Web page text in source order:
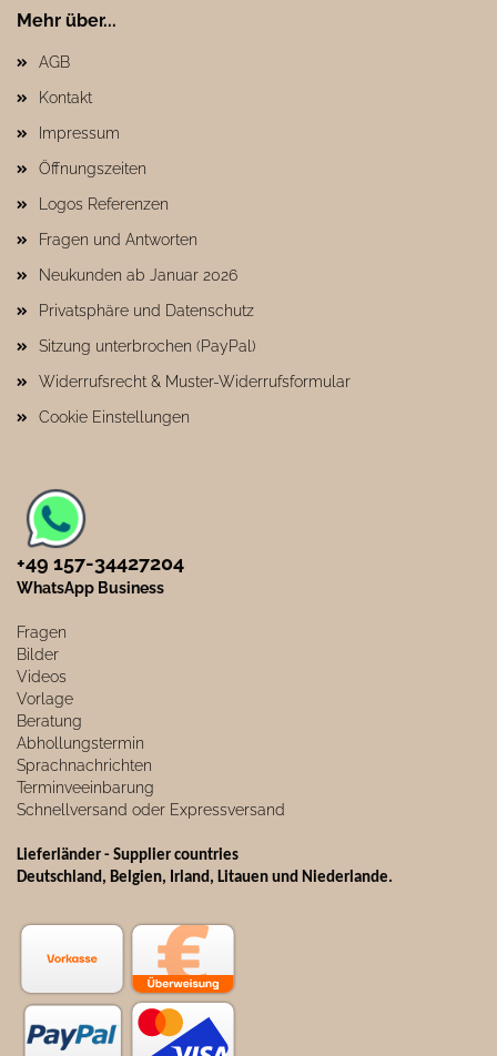
Mehr über...
AGB
Kontakt
Impressum
Öffnungszeiten
Logos Referenzen
Fragen und Antworten
Neukunden ab Januar 2026
Privatsphäre und Datenschutz
Sitzung unterbrochen (PayPal)
Widerrufsrecht & Muster-Widerrufsformular
Cookie Einstellungen
+49 157-34427204​
WhatsApp Business
Fragen
Bilder
Videos
Vorlage
Beratung
Abhollungstermin
Sprachnachrichten
Terminveeinbarung
Schnellversand oder Expressversand
Lieferländer - Supplier countries
Deutschland, Belgien, Irland, Litauen und Niederlande.